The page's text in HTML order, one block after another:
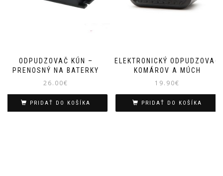
ODPUDZOVAČ KÚN –
PRENOSNÝ NA BATERKY
26.00€
PRIDAŤ DO KOŠÍKA
ELEKTRONICKÝ ODPUDZOVAČ
KOMÁROV A MÚCH
19.90€
PRIDAŤ DO KOŠÍKA